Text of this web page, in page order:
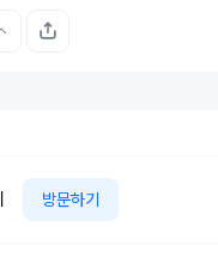
방문하기